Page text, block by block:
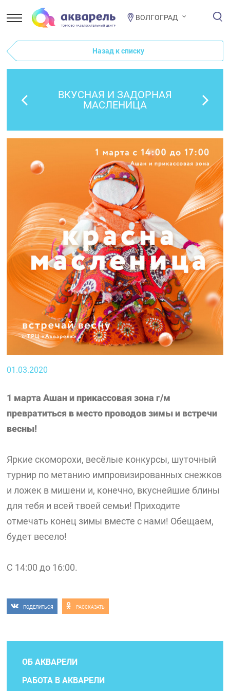
ВОЛГОГРАД
Назад к списку
ВКУСНАЯ И ЗАДОРНАЯ
МАСЛЕНИЦА
01.03.2020
1 марта Ашан и прикассовая зона г/м
превратиться в место проводов зимы и встречи
весны!
Яркие скоморохи, весёлые конкурсы, шуточный
турнир по метанию импровизированных снежков
и ложек в мишени и, конечно, вкуснейшие блины
для тебя и всей твоей семьи! Приходите
отмечать конец зимы вместе с нами! Обещаем,
будет весело!
С 14:00 до 16:00.
ПОДЕЛИТЬСЯ РАССКАЗАТЬ
ОБ АКВАРЕЛИ
РАБОТА В АКВАРЕЛИ